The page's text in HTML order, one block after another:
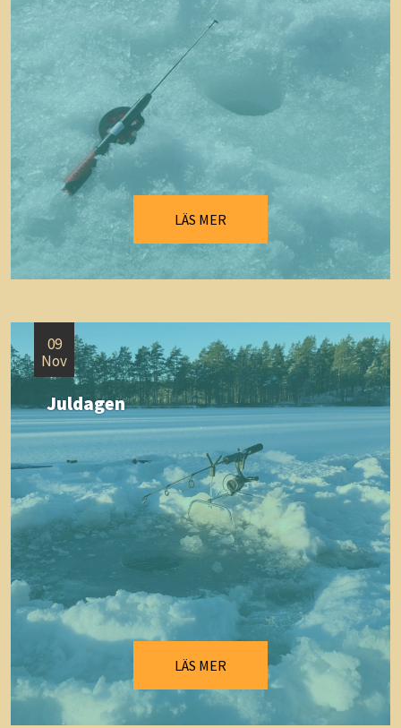
LÄS MER
09
Nov
Juldagen
LÄS MER